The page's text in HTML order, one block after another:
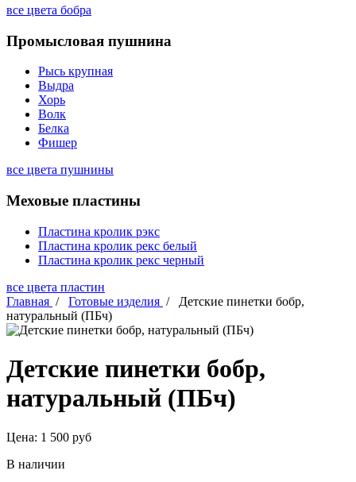
все цвета бобра
Промысловая пушнина
Рысь крупная
Выдра
Хорь
Волк
Белка
Фишер
все цвета пушнины
Меховые пластины
Пластина кролик рэкс
Пластина кролик рекс белый
Пластина кролик рекс черный
все цвета пластин
Главная / Готовые изделия / Детские пинетки бобр,
натуральный (ПБч)
Детские пинетки бобр,
натуральный (ПБч)
Цена: 1 500 руб
В наличии